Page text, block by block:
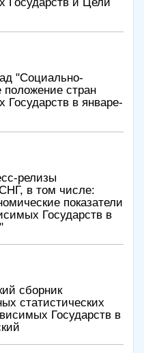
Государств и Цели
"Социально-
положение стран
в январе-
релизы
в том числе:
показатели
Государств в
сборник
статистических
Государств в